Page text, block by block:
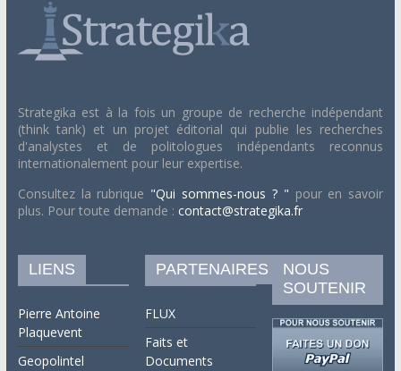
Strategika est à la fois un groupe de recherche indépendant
(think tank) et un projet éditorial qui publie les recherches
d'analystes et de politologues indépendants reconnus
internationalement pour leur expertise.
Consultez la rubrique "Qui sommes-nous ? " pour en savoir
plus. Pour toute demande : contact@strategika.fr
LIENS
Pierre Antoine
Plaquevent
Geopolintel
PARTENAIRES
FLUX
Faits et
Documents
NOUS
SOUTENIR